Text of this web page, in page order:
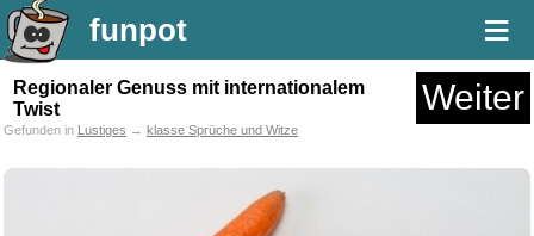
funpot ≡
Regionaler Genuss mit internationalem
Twist
Weiter
Gefunden in Lustiges → klasse Sprüche und Witze